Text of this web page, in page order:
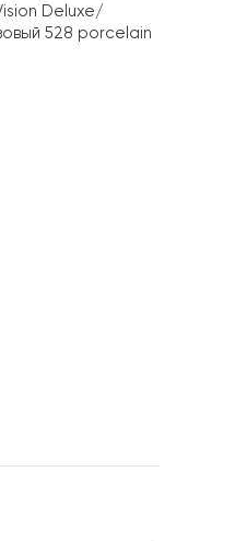
Deluxe/
528 porcelain